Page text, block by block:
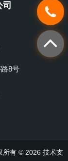
8号
所有 © 2026 技术支